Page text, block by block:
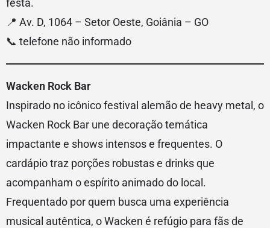
festa.
📍 Av. D, 1064 – Setor Oeste, Goiânia – GO
📞 telefone não informado
Wacken Rock Bar
Inspirado no icônico festival alemão de heavy metal, o
Wacken Rock Bar une decoração temática
impactante e shows intensos e frequentes. O
cardápio traz porções robustas e drinks que
acompanham o espírito animado do local.
Frequentado por quem busca uma experiência
musical autêntica, o Wacken é refúgio para fãs de